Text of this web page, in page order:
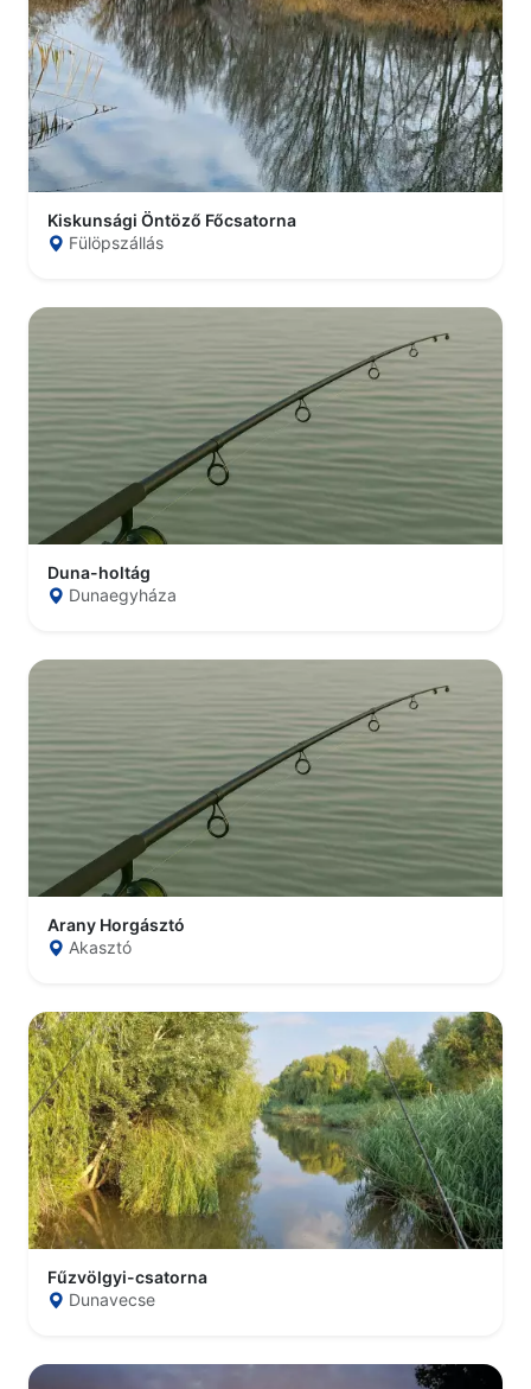
Kiskunsági Öntöző Főcsatorna
Fülöpszállás
Duna-holtág
Dunaegyháza
Arany Horgásztó
Akasztó
Fűzvölgyi-csatorna
Dunavecse